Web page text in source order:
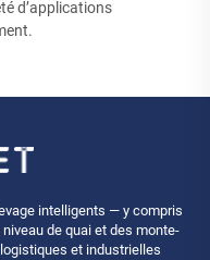
d’applications
intelligents — y compris
de quai et des monte-
et industrielles